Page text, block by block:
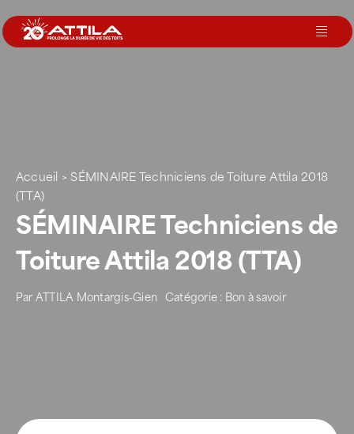
au
contenu
Nos agences
Votre toit
Rejoignez-nous
Accueil > SÉMINAIRE Techniciens de Toiture Attila 2018
(TTA)
SÉMINAIRE Techniciens de
Toiture Attila 2018 (TTA)
ParATTILA Montargis-Gien Catégorie : Bon à savoir